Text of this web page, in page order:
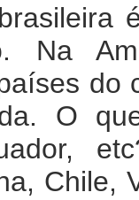
Na
do
O
Chile,